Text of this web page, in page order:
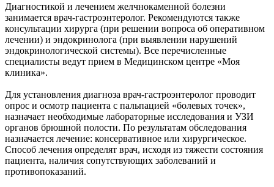
Диагностикой и лечением желчнокаменной болезни
занимается врач-гастроэнтеролог. Рекомендуются также
консультации хирурга (при решении вопроса об оперативном
лечении) и эндокринолога (при выявлении нарушений
эндокринологической системы). Все перечисленные
специалисты ведут прием в Медицинском центре «Моя
клиника».
Для установления диагноза врач-гастроэнтеролог проводит
опрос и осмотр пациента с пальпацией «болевых точек»,
назначает необходимые лабораторные исследования и УЗИ
органов брюшной полости. По результатам обследования
назначается лечение: консервативное или хирургическое.
Способ лечения определят врач, исходя из тяжести состояния
пациента, наличия сопутствующих заболеваний и
противопоказаний.